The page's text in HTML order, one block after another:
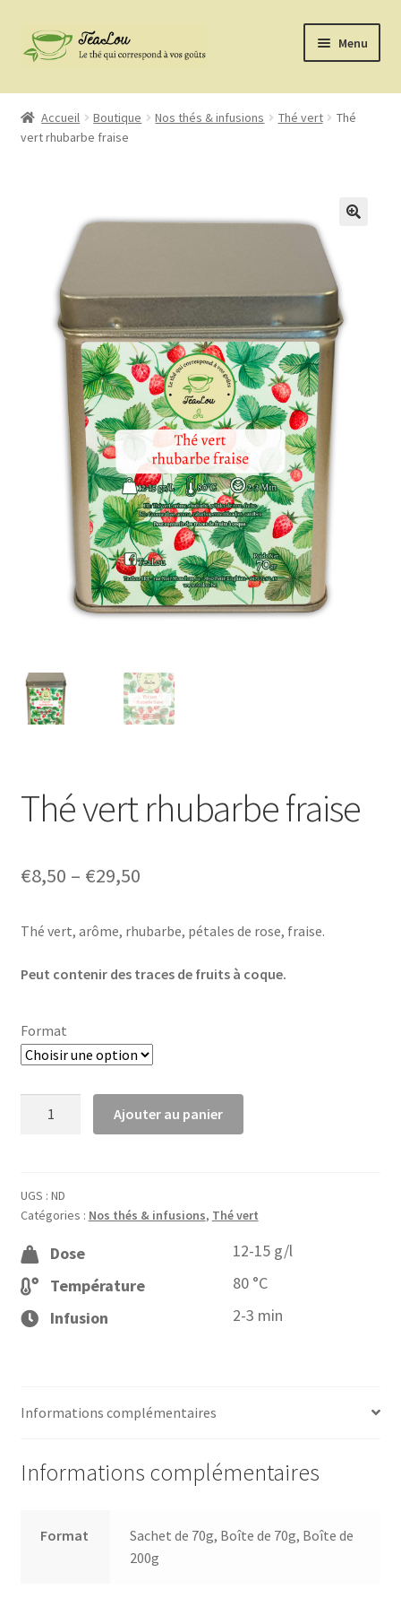
Aller
à
Aller
au
Menu
Nos thés & infusions
Gins et Rhums
Kit à Bubbels Tea’s
Accessoires
La marque
confiture
Porte-clés
Fruits déshydratés
coffrets découvertes
Accueil Boutique Nos thés & infusions Thé vert
Thé
vert rhubarbe fraise
Thé vert rhubarbe fraise
€8,50 – €29,50
Thé vert, arôme, rhubarbe, pétales de rose, fraise.
Peut contenir des traces de fruits à coque.
Format
rhubarbe
fraise
Ajouter au panier
UGS : ND
Catégories : Nos thés & infusions, Thé vert
Dose
12-15 g/l
Température
80 °C
Infusion
2-3 min
Informations complémentaires
Informations complémentaires
Format
Sachet de 70g, Boîte de 70g, Boîte de
200g